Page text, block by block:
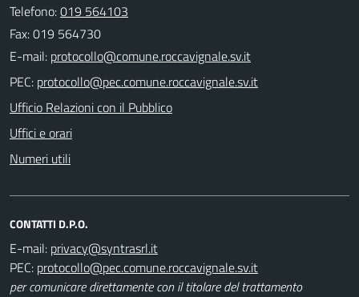
Telefono:019 564103
Fax: 019 564730
E-mail:
PEC:
Ufficio Relazioni con il Pubblico
Uffici e orari
Numeri utili
CONTATTI D.P.O.
E-mail:
PEC:
per comunicare direttamente con il titolare del trattamento